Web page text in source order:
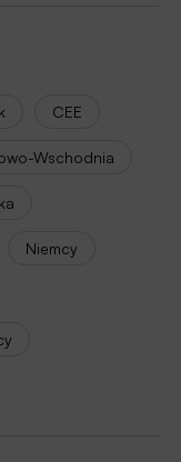
CEE
Wschodnia
Niemcy